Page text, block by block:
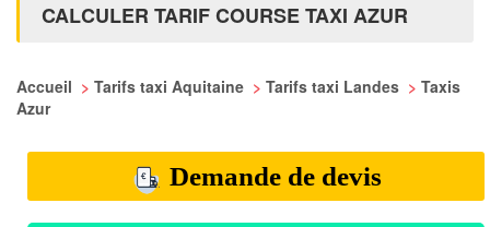
CALCULER TARIF COURSE TAXI AZUR
Accueil > Tarifs taxi Aquitaine > Tarifs taxi Landes > Taxis
Azur
Demande de devis